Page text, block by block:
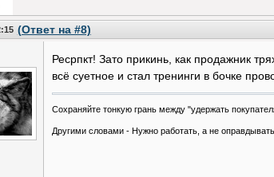
за!
(Ответ на #8)
Ресрпкт! Зато прикинь, как продажник
всё суетное и стал тренинги в бочке
Сохраняйте тонкую грань между "удержать
Другими словами - Нужно работать, а не